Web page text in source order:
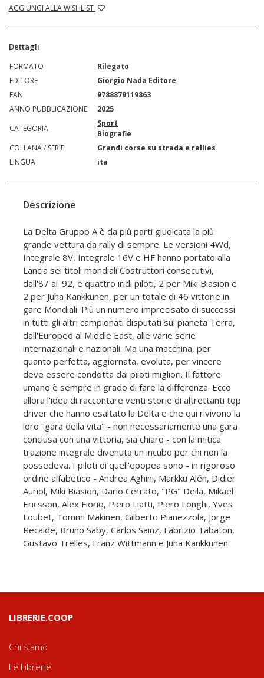
AGGIUNGI ALLA WISHLIST
Dettagli
FORMATO
Rilegato
EDITORE
Giorgio Nada Editore
EAN
9788879119863
ANNO PUBBLICAZIONE
2025
CATEGORIA
Sport
Biografie
COLLANA / SERIE
Grandi corse su strada e rallies
LINGUA
ita
Descrizione
La Delta Gruppo A è da più parti giudicata la più
grande vettura da rally di sempre. Le versioni 4Wd,
Integrale 8V, Integrale 16V e HF hanno portato alla
Lancia sei titoli mondiali Costruttori consecutivi,
dall'87 al '92, e quattro iridi piloti, 2 per Miki Biasion e
2 per Juha Kankkunen, per un totale di 46 vittorie in
gare Mondiali. Più un numero imprecisato di successi
in tutti gli altri campionati disputati sul pianeta Terra,
dall'Europeo al Middle East, alle varie serie
internazionali e nazionali. Ma una macchina, per
quanto perfetta, aggiornata, evoluta, per vincere
deve essere condotta dai piloti migliori. Il fattore
umano è sempre in grado di fare la differenza. Ecco
allora l'idea di raccontare venti storie di altrettanti top
driver che hanno esaltato la Delta e che qui rivivono la
loro "gara della vita" - non necessariamente una gara
conclusa con una vittoria, sia chiaro - con la mitica
trazione integrale divenuta un incubo per chi non la
possedeva. I piloti di quell'epopea sono - in rigoroso
ordine alfabetico - Andrea Aghini, Markku Alén, Didier
Auriol, Miki Biasion, Dario Cerrato, "PG" Deila, Mikael
Ericsson, Alex Fiorio, Piero Liatti, Piero Longhi, Yves
Loubet, Tommi Mäkinen, Gilberto Pianezzola, Jorge
Recalde, Bruno Saby, Carlos Sainz, Fabrizio Tabaton,
Gustavo Trelles, Franz Wittmann e Juha Kankkunen.
LIBRERIE.COOP
Chi siamo
Le Librerie